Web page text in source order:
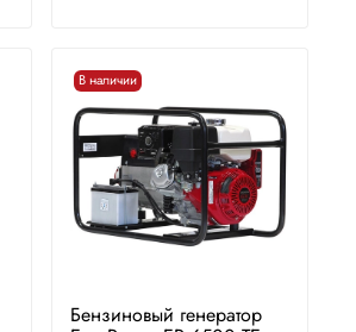
В наличии
Бензиновый генератор